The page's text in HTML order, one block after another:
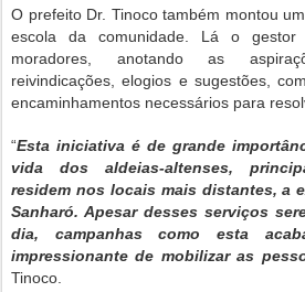
O prefeito Dr. Tinoco também montou
escola da comunidade. Lá o
moradores, anotando as
reivindicações, elogios e sugestões,
encaminhamentos necessários para
“Esta iniciativa é de grande
vida dos aldeias-altenses,
residem nos locais mais distantes, a
Sanharó. Apesar desses serviços
dia, campanhas como esta
impressionante de mobilizar as
Tinoco.